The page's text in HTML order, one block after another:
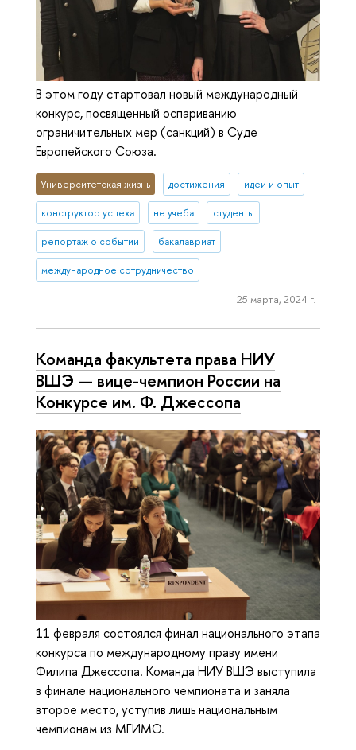
В этом году стартовал новый международный
конкурс, посвященный оспариванию
ограничительных мер (санкций) в Суде
Европейского Союза.
Университетская жизнь достижения идеи и опыт
конструктор успеха не учеба студенты
репортаж о событии бакалавриат
международное сотрудничество
25 марта, 2024 г.
Команда факультета права НИУ
ВШЭ — вице-чемпион России на
Конкурсе им. Ф. Джессопа
11 февраля состоялся финал национального этапа
конкурса по международному праву имени
Филипа Джессопа. Команда НИУ ВШЭ выступила
в финале национального чемпионата и заняла
второе место, уступив лишь национальным
чемпионам из МГИМО.